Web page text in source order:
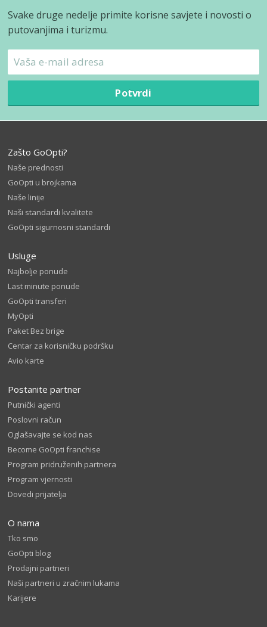
Svake druge nedelje primite korisne savjete i novosti o
putovanjima i turizmu.
Potvrdi
Zašto GoOpti?
Naše prednosti
GoOpti u brojkama
Naše linije
Naši standardi kvalitete
GoOpti sigurnosni standardi
Usluge
Najbolje ponude
Last minute ponude
GoOpti transferi
MyOpti
Paket Bez brige
Centar za korisničku podršku
Avio karte
Postanite partner
Putnički agenti
Poslovni račun
Oglašavajte se kod nas
Become GoOpti franchise
Program pridruženih partnera
Program vjernosti
Dovedi prijatelja
O nama
Tko smo
GoOpti blog
Prodajni partneri
Naši partneri u zračnim lukama
Karijere